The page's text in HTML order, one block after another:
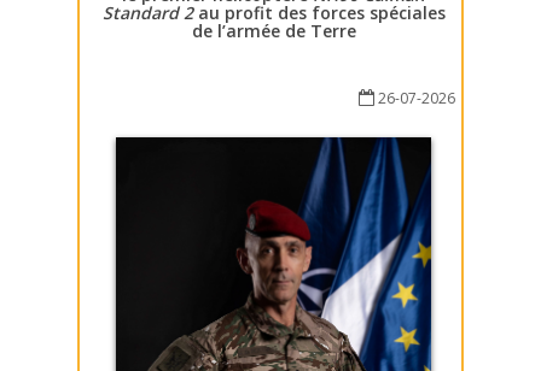
Standard 2au profit des forces spéciales
de l’armée de Terre
26-07-2026